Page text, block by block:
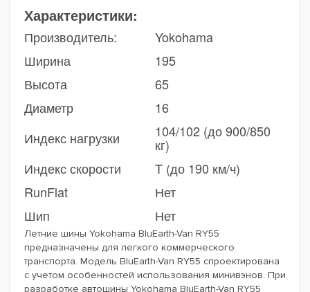
Характеристики:
Производитель:
Yokohama
Ширина
195
Высота
65
Диаметр
16
Индекс нагрузки
104/102 (до 900/850
кг)
Индекс скорости
T (до 190 км/ч)
RunFlat
Нет
Шип
Нет
Летние шины Yokohama BluEarth-Van RY55
предназначены для легкого коммерческого
транспорта. Модель BluEarth-Van RY55 спроектирована
с учетом особенностей использования минивэнов. При
разработке автошины Yokohama BluEarth-Van RY55